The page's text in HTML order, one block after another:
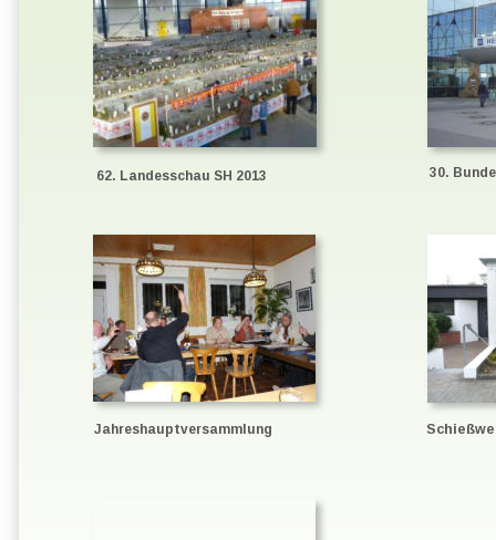
Jahreshauptversammlung
30.
62. Landesschau SH 2013